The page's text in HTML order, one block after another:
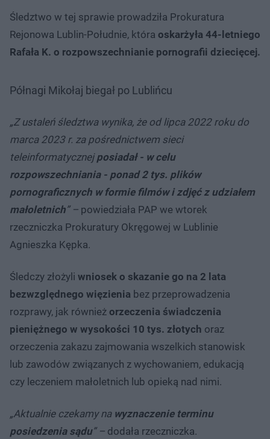
Śledztwo w tej sprawie prowadziła Prokuratura
Rejonowa Lublin-Południe, która oskarżyła 44-letniego
Rafała K. o rozpowszechnianie pornografii dziecięcej.
Półnagi Mikołaj biegał po Lublińcu
„Z ustaleń śledztwa wynika, że od lipca 2022 roku do
marca 2023 r. za pośrednictwem sieci
teleinformatycznejposiadał - w celu
rozpowszechniania - ponad 2 tys. plików
pornograficznych w formie filmów i zdjęć z udziałem
małoletnich” – powiedziała PAP we wtorek
rzeczniczka Prokuratury Okręgowej w Lublinie
Agnieszka Kępka.
Śledczy złożyli wniosek o skazanie go na 2 lata
bezwzględnego więzienia bez przeprowadzenia
rozprawy, jak również orzeczenia świadczenia
pieniężnego w wysokości 10 tys. złotych oraz
orzeczenia zakazu zajmowania wszelkich stanowisk
lub zawodów związanych z wychowaniem, edukacją
czy leczeniem małoletnich lub opieką nad nimi.
„Aktualnie czekamy na wyznaczenie terminu
posiedzenia sądu” – dodała rzeczniczka.